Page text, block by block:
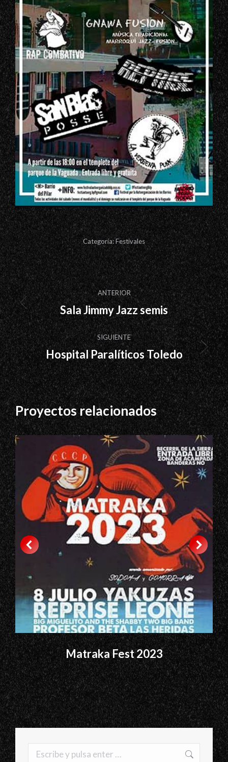
Categoría:Festivales
Navegación
entre
proyectos
ANTERIOR
Proyecto
anterior
Sala Jimmy Jazz semis
SIGUIENTE
Proyecto
siguiente
Hospital Paralíticos Toledo
Proyectos relacionados
Matraka Fest 2023
Buscar: